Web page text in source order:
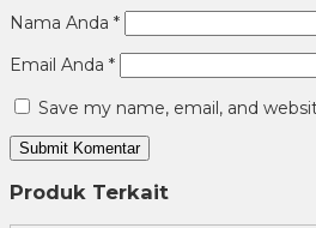
Nama Anda *
Email Anda *
Save my name, email, and
Produk Terkait